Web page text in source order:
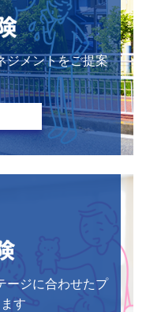
ジメントをご提案
ージに合わせたプ
す